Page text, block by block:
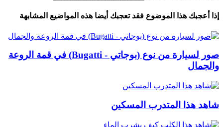
إذا أعجبك هذا الموضوع فقد تعجبك أيضا هذه المواضيع المشابهة
صور لسيارة من نوع (بوجاتي - Bugatti) في قمة الروعة
والجمال
شاهد هذا المتدرب المسكين